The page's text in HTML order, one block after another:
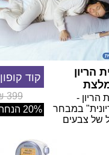
הריון
הריון -
במבחר
של צבעים
קוד קופון
399 ₪
20% הנחה